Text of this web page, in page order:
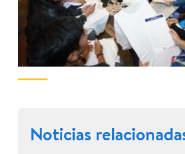
Noticias